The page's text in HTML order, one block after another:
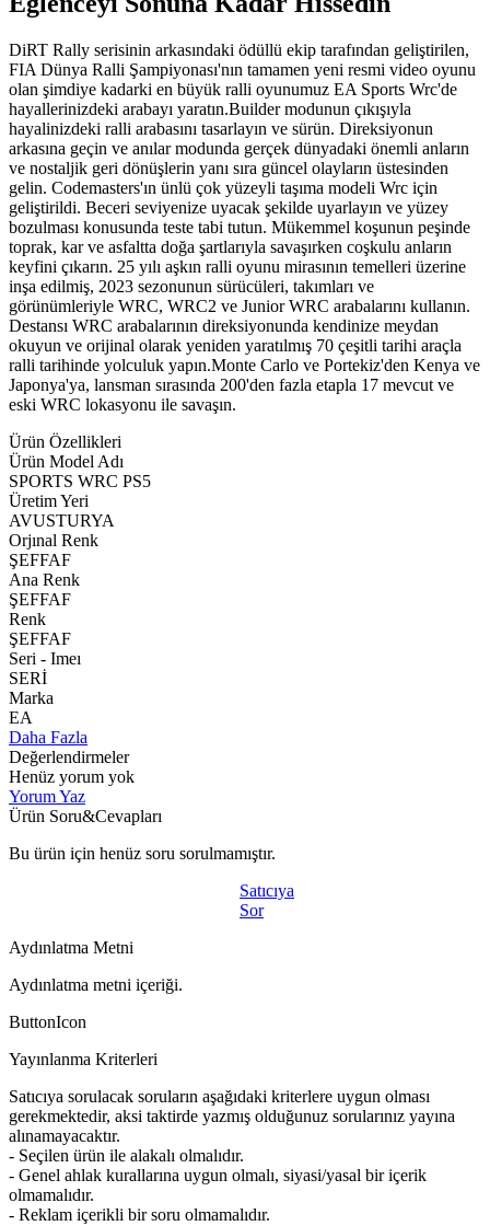
DiRT Rally serisinin arkasındaki ödüllü ekip tarafından geliştirilen,
FIA Dünya Ralli Şampiyonası'nın tamamen yeni resmi video oyunu
olan şimdiye kadarki en büyük ralli oyunumuz EA Sports Wrc'de
hayallerinizdeki arabayı yaratın.Builder modunun çıkışıyla
hayalinizdeki ralli arabasını tasarlayın ve sürün. Direksiyonun
arkasına geçin ve anılar modunda gerçek dünyadaki önemli anların
ve nostaljik geri dönüşlerin yanı sıra güncel olayların üstesinden
gelin. Codemasters'ın ünlü çok yüzeyli taşıma modeli Wrc için
geliştirildi. Beceri seviyenize uyacak şekilde uyarlayın ve yüzey
bozulması konusunda teste tabi tutun. Mükemmel koşunun peşinde
toprak, kar ve asfaltta doğa şartlarıyla savaşırken coşkulu anların
keyfini çıkarın. 25 yılı aşkın ralli oyunu mirasının temelleri üzerine
inşa edilmiş, 2023 sezonunun sürücüleri, takımları ve
görünümleriyle WRC, WRC2 ve Junior WRC arabalarını kullanın.
Destansı WRC arabalarının direksiyonunda kendinize meydan
okuyun ve orijinal olarak yeniden yaratılmış 70 çeşitli tarihi araçla
ralli tarihinde yolculuk yapın.Monte Carlo ve Portekiz'den Kenya ve
Japonya'ya, lansman sırasında 200'den fazla etapla 17 mevcut ve
eski WRC lokasyonu ile savaşın.
Ürün Özellikleri
Ürün Model Adı
SPORTS WRC PS5
Üretim Yeri
AVUSTURYA
Orjınal Renk
ŞEFFAF
Ana Renk
ŞEFFAF
Renk
ŞEFFAF
Seri - Imeı
SERİ
Marka
EA
Daha Fazla
Değerlendirmeler
Henüz yorum yok
Yorum Yaz
Ürün Soru&Cevapları
Bu ürün için henüz soru sorulmamıştır.
Satıcıya
Sor
Aydınlatma Metni
Aydınlatma metni içeriği.
ButtonIcon
Yayınlanma Kriterleri
Satıcıya sorulacak soruların aşağıdaki kriterlere uygun olması
gerekmektedir, aksi taktirde yazmış olduğunuz sorularınız yayına
alınamayacaktır.
- Seçilen ürün ile alakalı olmalıdır.
- Genel ahlak kurallarına uygun olmalı, siyasi/yasal bir içerik
olmamalıdır.
- Reklam içerikli bir soru olmamalıdır.